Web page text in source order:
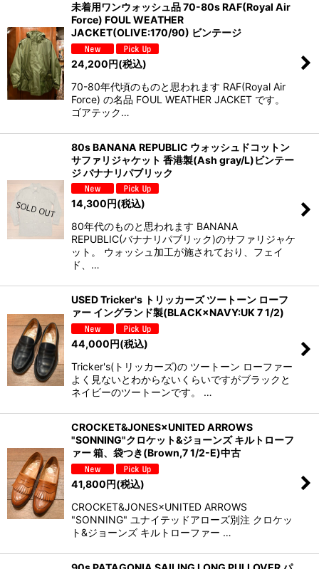
未着用ワンウォッシュ品 70-80s RAF(Royal Air
Force) FOUL WEATHER
JACKET(OLIVE:170/90) ビンテージ
24,200円(税込)
70-80年代頃のものと思われます RAF(Royal Air
Force) の名品 FOUL WEATHER JACKET です。
ゴアテック…
80s BANANA REPUBLIC ウォッシュドコットン
サファリジャケット 香港製(Ash gray/L)ビンテー
ジ バナナリパブリック
14,300 円(税込)
80年代のものと思われます BANANA
REPUBLIC(バナナリパブリック)のサファリジャケ
ット。 ウォッシュ加工が施されており、フェイ
ド、…
USED Tricker's トリッカーズ ツートーン ローフ
ァー イングランド製(BLACK×NAVY:UK 7 1/2)
44,000円(税込)
Tricker's(トリッカーズ)の ツートーン ローファー
よく見ないとわからないくらいですがブラックと
ネイビーのツートーンです。 …
CROCKET&JONES×UNITED ARROWS
"SONNING"クロケット&ジョーンズ キルトローフ
ァー 箱、袋つき(Brown,7 1/2-E)中古
41,800円(税込)
CROCKET&JONES×UNITED ARROWS
"SONNING" ユナイテッドアローズ別注 クロケッ
ト&ジョーンズ キルトローファー …